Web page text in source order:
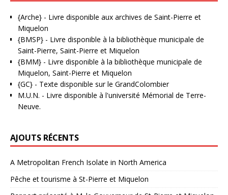
{Arche} - Livre disponible aux archives de Saint-Pierre et
Miquelon
{BMSP} - Livre disponible à la bibliothèque municipale de
Saint-Pierre, Saint-Pierre et Miquelon
{BMM} - Livre disponible à la bibliothèque municipale de
Miquelon, Saint-Pierre et Miquelon
{GC} - Texte disponible sur le GrandColombier
M.U.N. - Livre disponible à l'université Mémorial de Terre-
Neuve.
AJOUTS RÉCENTS
A Metropolitan French Isolate in North America
Pêche et tourisme à St-Pierre et Miquelon